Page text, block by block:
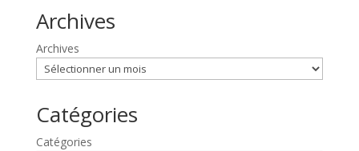
Archives
Archives
Catégories
Catégories